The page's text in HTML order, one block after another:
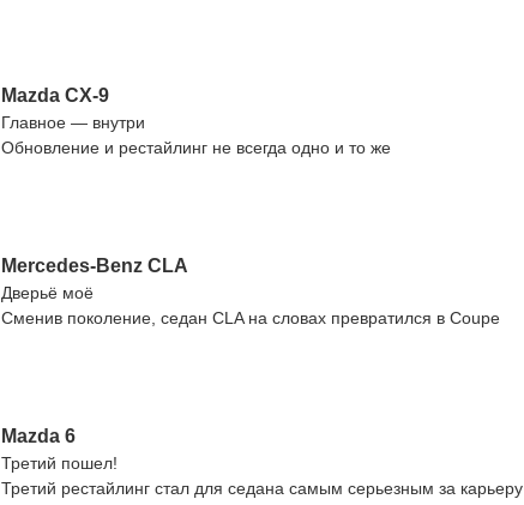
Mazda CX-9
Главное — внутри
Обновление и рестайлинг не всегда одно и то же
Mercedes-Benz CLA
Дверьё моё
Сменив поколение, седан CLA на словах превратился в Coupe
Mazda 6
Третий пошел!
Третий рестайлинг стал для седана самым серьезным за карьеру